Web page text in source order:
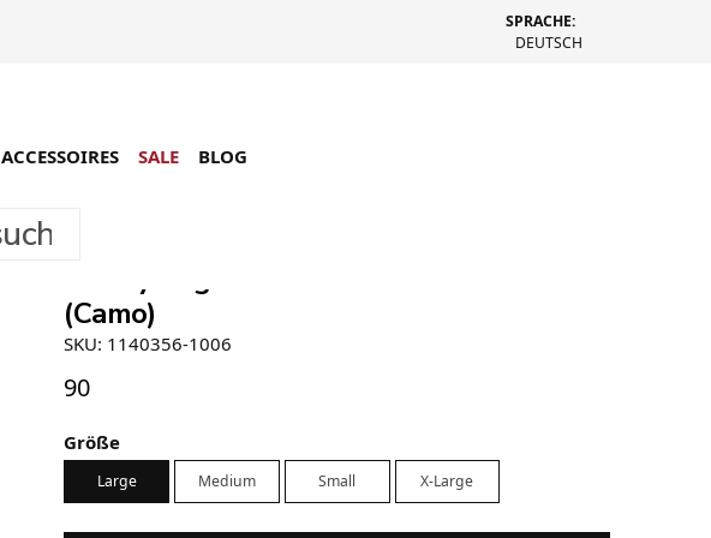
SPRACHE:
DEUTSCH
ACCESSOIRES SALE BLOG
Stüssy Raglan Thermal Basic Stock
(Camo)
SKU: 1140356-1006
90
Größe
Large Medium Small X-Large